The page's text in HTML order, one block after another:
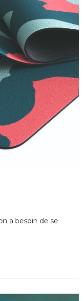
a besoin de se